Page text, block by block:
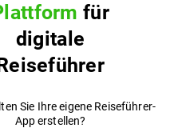
für
digitale
Sie Ihre eigene Reiseführer-
App erstellen?